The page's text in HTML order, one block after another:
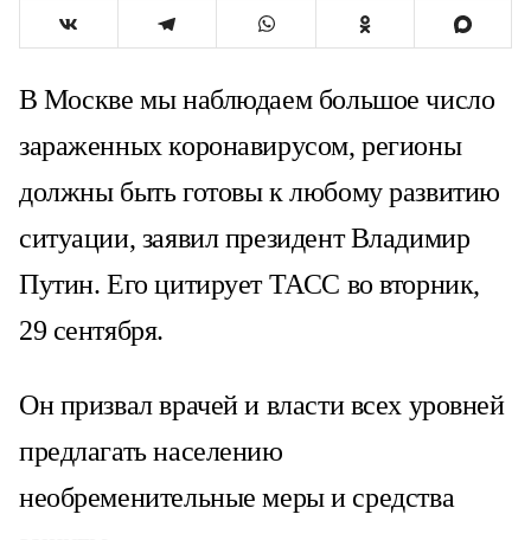
В Москве мы наблюдаем большое число
зараженных коронавирусом, регионы
должны быть готовы к любому развитию
ситуации, заявил президент Владимир
Путин. Его цитирует ТАСС во вторник,
29 сентября.
Он призвал врачей и власти всех уровней
предлагать населению
необременительные меры и средства